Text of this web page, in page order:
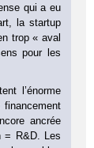
qui a eu
la startup
trop « aval
pour les
l’énorme
financement
ancrée
= R&D. Les